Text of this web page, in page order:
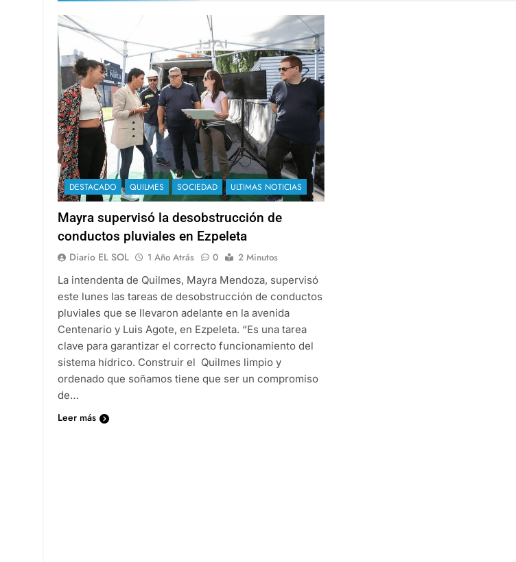
DESTACADO QUILMES SOCIEDAD ULTIMAS NOTICIAS
Mayra supervisó la desobstrucción de
conductos pluviales en Ezpeleta
Diario EL SOL 1 Año Atrás 0
2 Minutos
La intendenta de Quilmes, Mayra Mendoza, supervisó
este lunes las tareas de desobstrucción de conductos
pluviales que se llevaron adelante en la avenida
Centenario y Luis Agote, en Ezpeleta. “Es una tarea
clave para garantizar el correcto funcionamiento del
sistema hídrico. Construir el Quilmes limpio y
ordenado que soñamos tiene que ser un compromiso
de…
Leer más